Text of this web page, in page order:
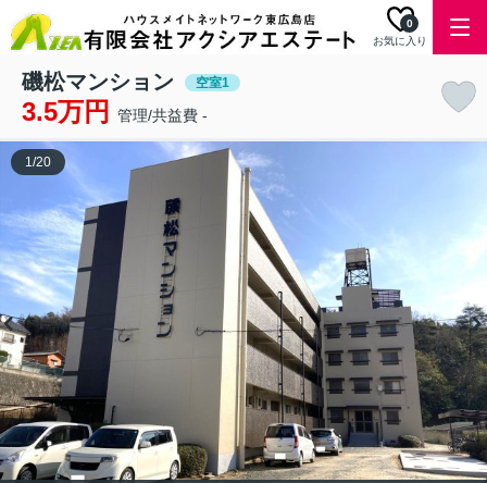
お気に入り
0
磯松マンション 空室1
3.5万円 管理/共益費 -
1/20